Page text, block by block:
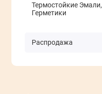
Термостойкие Эмали,
Герметики
Распродажа